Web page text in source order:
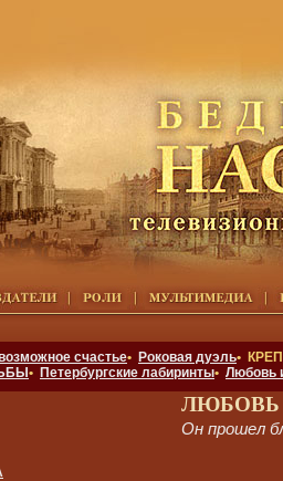
счастье• Роковая дуэль•
• Петербургские лабиринты• Любовь
ЛЮБОВЬ
Он прошел